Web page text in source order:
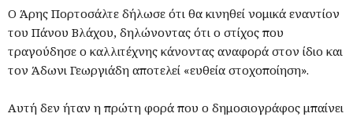
Ο Άρης Πορτοσάλτε δήλωσε ότι θα κινηθεί νομικά εναντίον
του Πάνου Βλάχου, δηλώνοντας ότι ο στίχος που
τραγούδησε ο καλλιτέχνης κάνοντας αναφορά στον ίδιο και
τον Άδωνι Γεωργιάδη αποτελεί «ευθεία στοχοποίηση».
Αυτή δεν ήταν η πρώτη φορά που ο δημοσιογράφος μπαίνει